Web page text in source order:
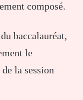
composé.
baccalauréat,
le
la session